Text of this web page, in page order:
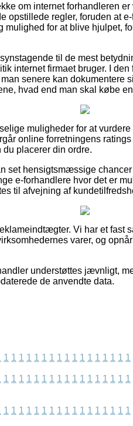
om internet forhandleren
opstillede regler, foruden at
mulighed for at blive hjulpet,
til de mest
internet firmaet bruger. I
senere kan dokumentere
hvad end man skal købe
muligheder for at
online forretningens
placerer din ordre.
set hensigtsmæssige
e-forhandlere hvor det er
til afvejning af
Vi har et fast
varer, og
understøttes jævnligt,
de anvendte data.
1 1 1 1 1 1 1 1 1 1 1 1 1 1 1 1 1
1 1 1 1 1 1 1 1 1 1 1 1 1 1 1 1 1
1 1 1 1 1 1 1 1 1 1 1 1 1 1 1 1 1